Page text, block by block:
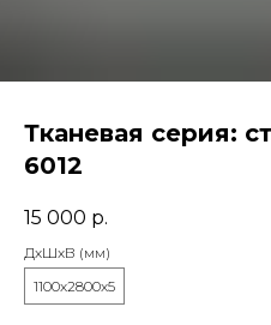
Тканевая серия:
6012
15 000 р.
ДxШxВ (мм)
1100x2800x5